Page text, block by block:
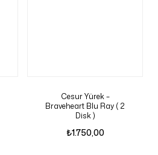
Cesur Yürek –
Braveheart Blu Ray ( 2
Disk )
₺1.750,00